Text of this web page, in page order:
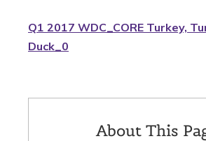
Q1 2017 WDC_CORE Turkey,
Duck_0
About This